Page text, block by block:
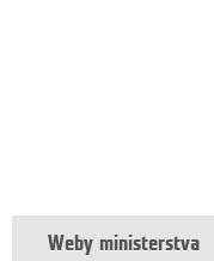
Weby ministerstva